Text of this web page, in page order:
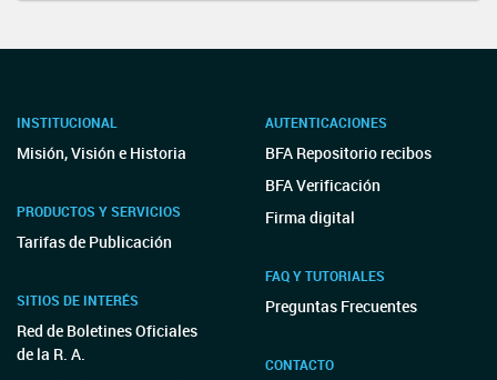
INSTITUCIONAL
Misión, Visión e Historia
PRODUCTOS Y SERVICIOS
Tarifas de Publicación
SITIOS DE INTERÉS
Red de Boletines Oficiales
de la R. A.
AUTENTICACIONES
BFA Repositorio recibos
BFA Verificación
Firma digital
FAQ Y TUTORIALES
Preguntas Frecuentes
CONTACTO